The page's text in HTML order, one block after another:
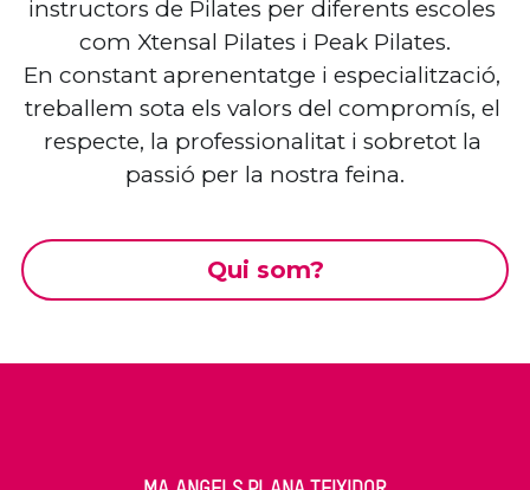
instructors de Pilates per diferents escoles
com Xtensal Pilates i Peak Pilates.
En constant aprenentatge i especialització,
treballem sota els valors del compromís, el
respecte, la professionalitat i sobretot la
passió per la nostra feina.
Qui som?